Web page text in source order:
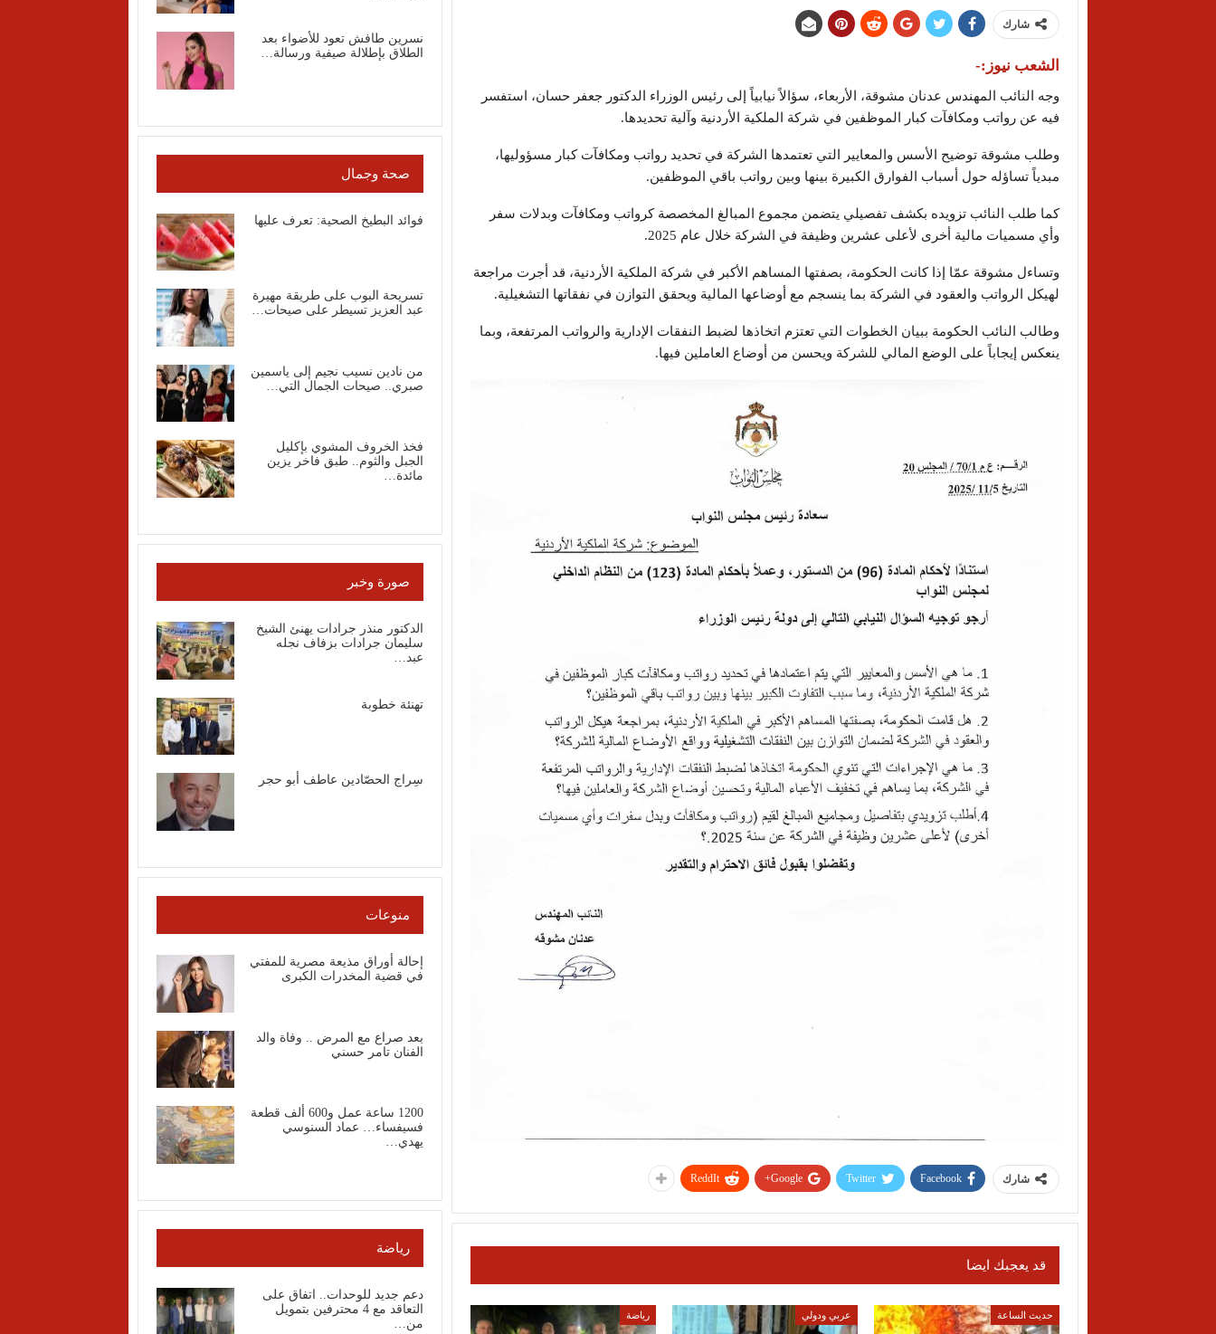
شارك
الشعب نيوز:-
وجه النائب المهندس عدنان مشوقة، الأربعاء، سؤالاً نيابياً إلى رئيس الوزراء الدكتور جعفر حسان، استفسر
فيه عن رواتب ومكافآت كبار الموظفين في شركة الملكية الأردنية وآلية تحديدها.
وطلب مشوقة توضيح الأسس والمعايير التي تعتمدها الشركة في تحديد رواتب ومكافآت كبار مسؤوليها،
مبدياً تساؤله حول أسباب الفوارق الكبيرة بينها وبين رواتب باقي الموظفين.
كما طلب النائب تزويده بكشف تفصيلي يتضمن مجموع المبالغ المخصصة كرواتب ومكافآت وبدلات سفر
وأي مسميات مالية أخرى لأعلى عشرين وظيفة في الشركة خلال عام 2025.
وتساءل مشوقة عمّا إذا كانت الحكومة، بصفتها المساهم الأكبر في شركة الملكية الأردنية، قد أجرت مراجعة
لهيكل الرواتب والعقود في الشركة بما ينسجم مع أوضاعها المالية ويحقق التوازن في نفقاتها التشغيلية.
وطالب النائب الحكومة ببيان الخطوات التي تعتزم اتخاذها لضبط النفقات الإدارية والرواتب المرتفعة، وبما
ينعكس إيجاباً على الوضع المالي للشركة ويحسن من أوضاع العاملين فيها.
شارك Facebook
Twitter
Google+
ReddIt
قد يعجبك ايضا
حديث الساعة عربي ودولي رياضة
نسرين طافش تعود للأضواء بعد
الطلاق بإطلالة صيفية ورسالة…
صحة وجمال
فوائد البطيخ الصحية: تعرف عليها
تسريحة البوب على طريقة مهيرة
عبد العزيز تسيطر على صيحات…
من نادين نسيب نجيم إلى ياسمين
صبري.. صيحات الجمال التي…
فخذ الخروف المشوي بإكليل
الجبل والثوم.. طبق فاخر يزين
مائدة…
صورة وخبر
الدكتور منذر جرادات يهنئ الشيخ
سليمان جرادات بزفاف نجله
عبد…
تهنئة خطوبة
سِراج الحصّادين عاطف أبو حجر
منوعات
إحالة أوراق مذيعة مصرية للمفتي
في قضية المخدرات الكبرى
بعد صراع مع المرض .. وفاة والد
الفنان تامر حسني
1200 ساعة عمل و600 ألف قطعة
فسيفساء… عماد السنوسي
يهدي…
رياضة
دعم جديد للوحدات.. اتفاق على
التعاقد مع 4 محترفين بتمويل
من…